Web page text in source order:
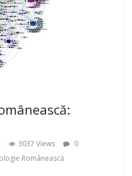
3037 Views
0
Românească